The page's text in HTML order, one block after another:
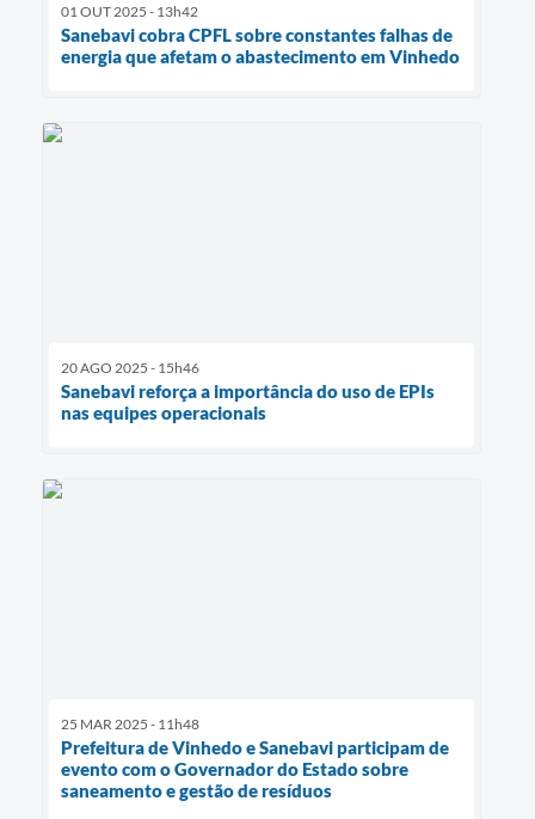
01 OUT 2025 - 13h42
Sanebavi cobra CPFL sobre constantes falhas de
energia que afetam o abastecimento em Vinhedo
20 AGO 2025 - 15h46
Sanebavi reforça a importância do uso de EPIs
nas equipes operacionais
25 MAR 2025 - 11h48
Prefeitura de Vinhedo e Sanebavi participam de
evento com o Governador do Estado sobre
saneamento e gestão de resíduos